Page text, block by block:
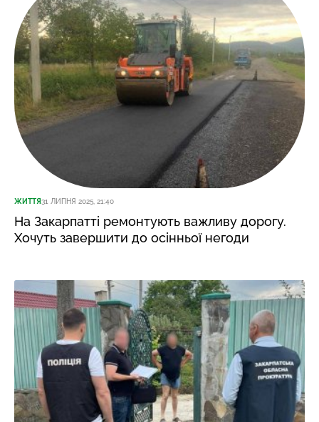
ЖИТТЯ31 ЛИПНЯ 2025, 21:40
На Закарпатті ремонтують важливу дорогу.
Хочуть завершити до осінньої негоди